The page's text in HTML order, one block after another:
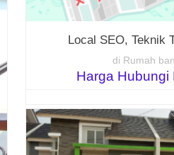
Local SEO, Teknik
di Rumah
Harga Hubungi